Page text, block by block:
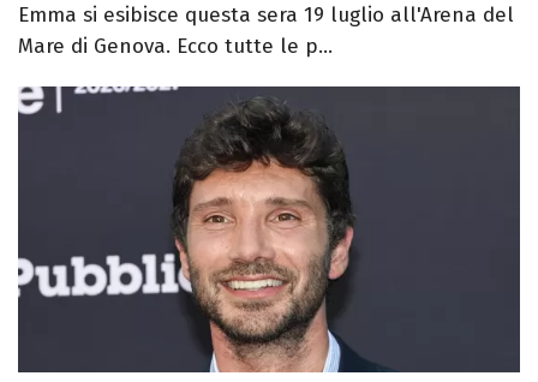
Emma si esibisce questa sera 19 luglio all'Arena del
Mare di Genova. Ecco tutte le p...